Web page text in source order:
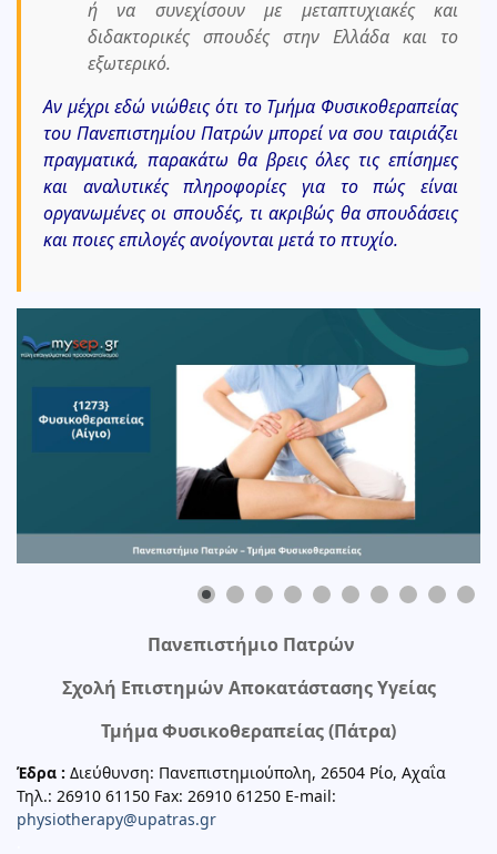
ή να συνεχίσουν με μεταπτυχιακές και
διδακτορικές σπουδές στην Ελλάδα και το
εξωτερικό.
Αν μέχρι εδώ νιώθεις ότι το Τμήμα Φυσικοθεραπείας
του Πανεπιστημίου Πατρών μπορεί να σου ταιριάζει
πραγματικά, παρακάτω θα βρεις όλες τις επίσημες
και αναλυτικές πληροφορίες για το πώς είναι
οργανωμένες οι σπουδές, τι ακριβώς θα σπουδάσεις
και ποιες επιλογές ανοίγονται μετά το πτυχίο.
Πανεπιστήμιο Πατρών
Σχολή Επιστημών Αποκατάστασης Υγείας
ΤμήμαΦυσικοθεραπείας (Πάτρα)
Έδρα : Διεύθυνση: Πανεπιστημιούπολη, 26504 Ρίο, Αχαΐα
Τηλ.: 26910 61150 Fax: 26910 61250 Ε-mail:
physiotherapy@upatras.gr